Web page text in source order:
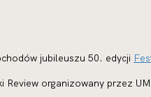
jubileuszu 50. edycji
organizowany przez